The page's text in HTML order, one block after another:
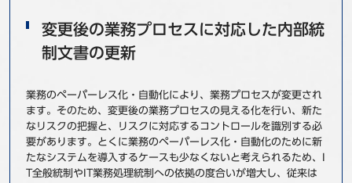
変更後の業務プロセスに対応した内部統
制文書の更新
業務のペーパーレス化・自動化により、業務プロセスが変更され
ます。そのため、変更後の業務プロセスの見える化を行い、新た
なリスクの把握と、リスクに対応するコントロールを識別する必
要があります。とくに業務のペーパーレス化・自動化のために新
たなシステムを導入するケースも少なくないと考えられるため、I
T全般統制やIT業務処理統制への依拠の度合いが増大し、従来は